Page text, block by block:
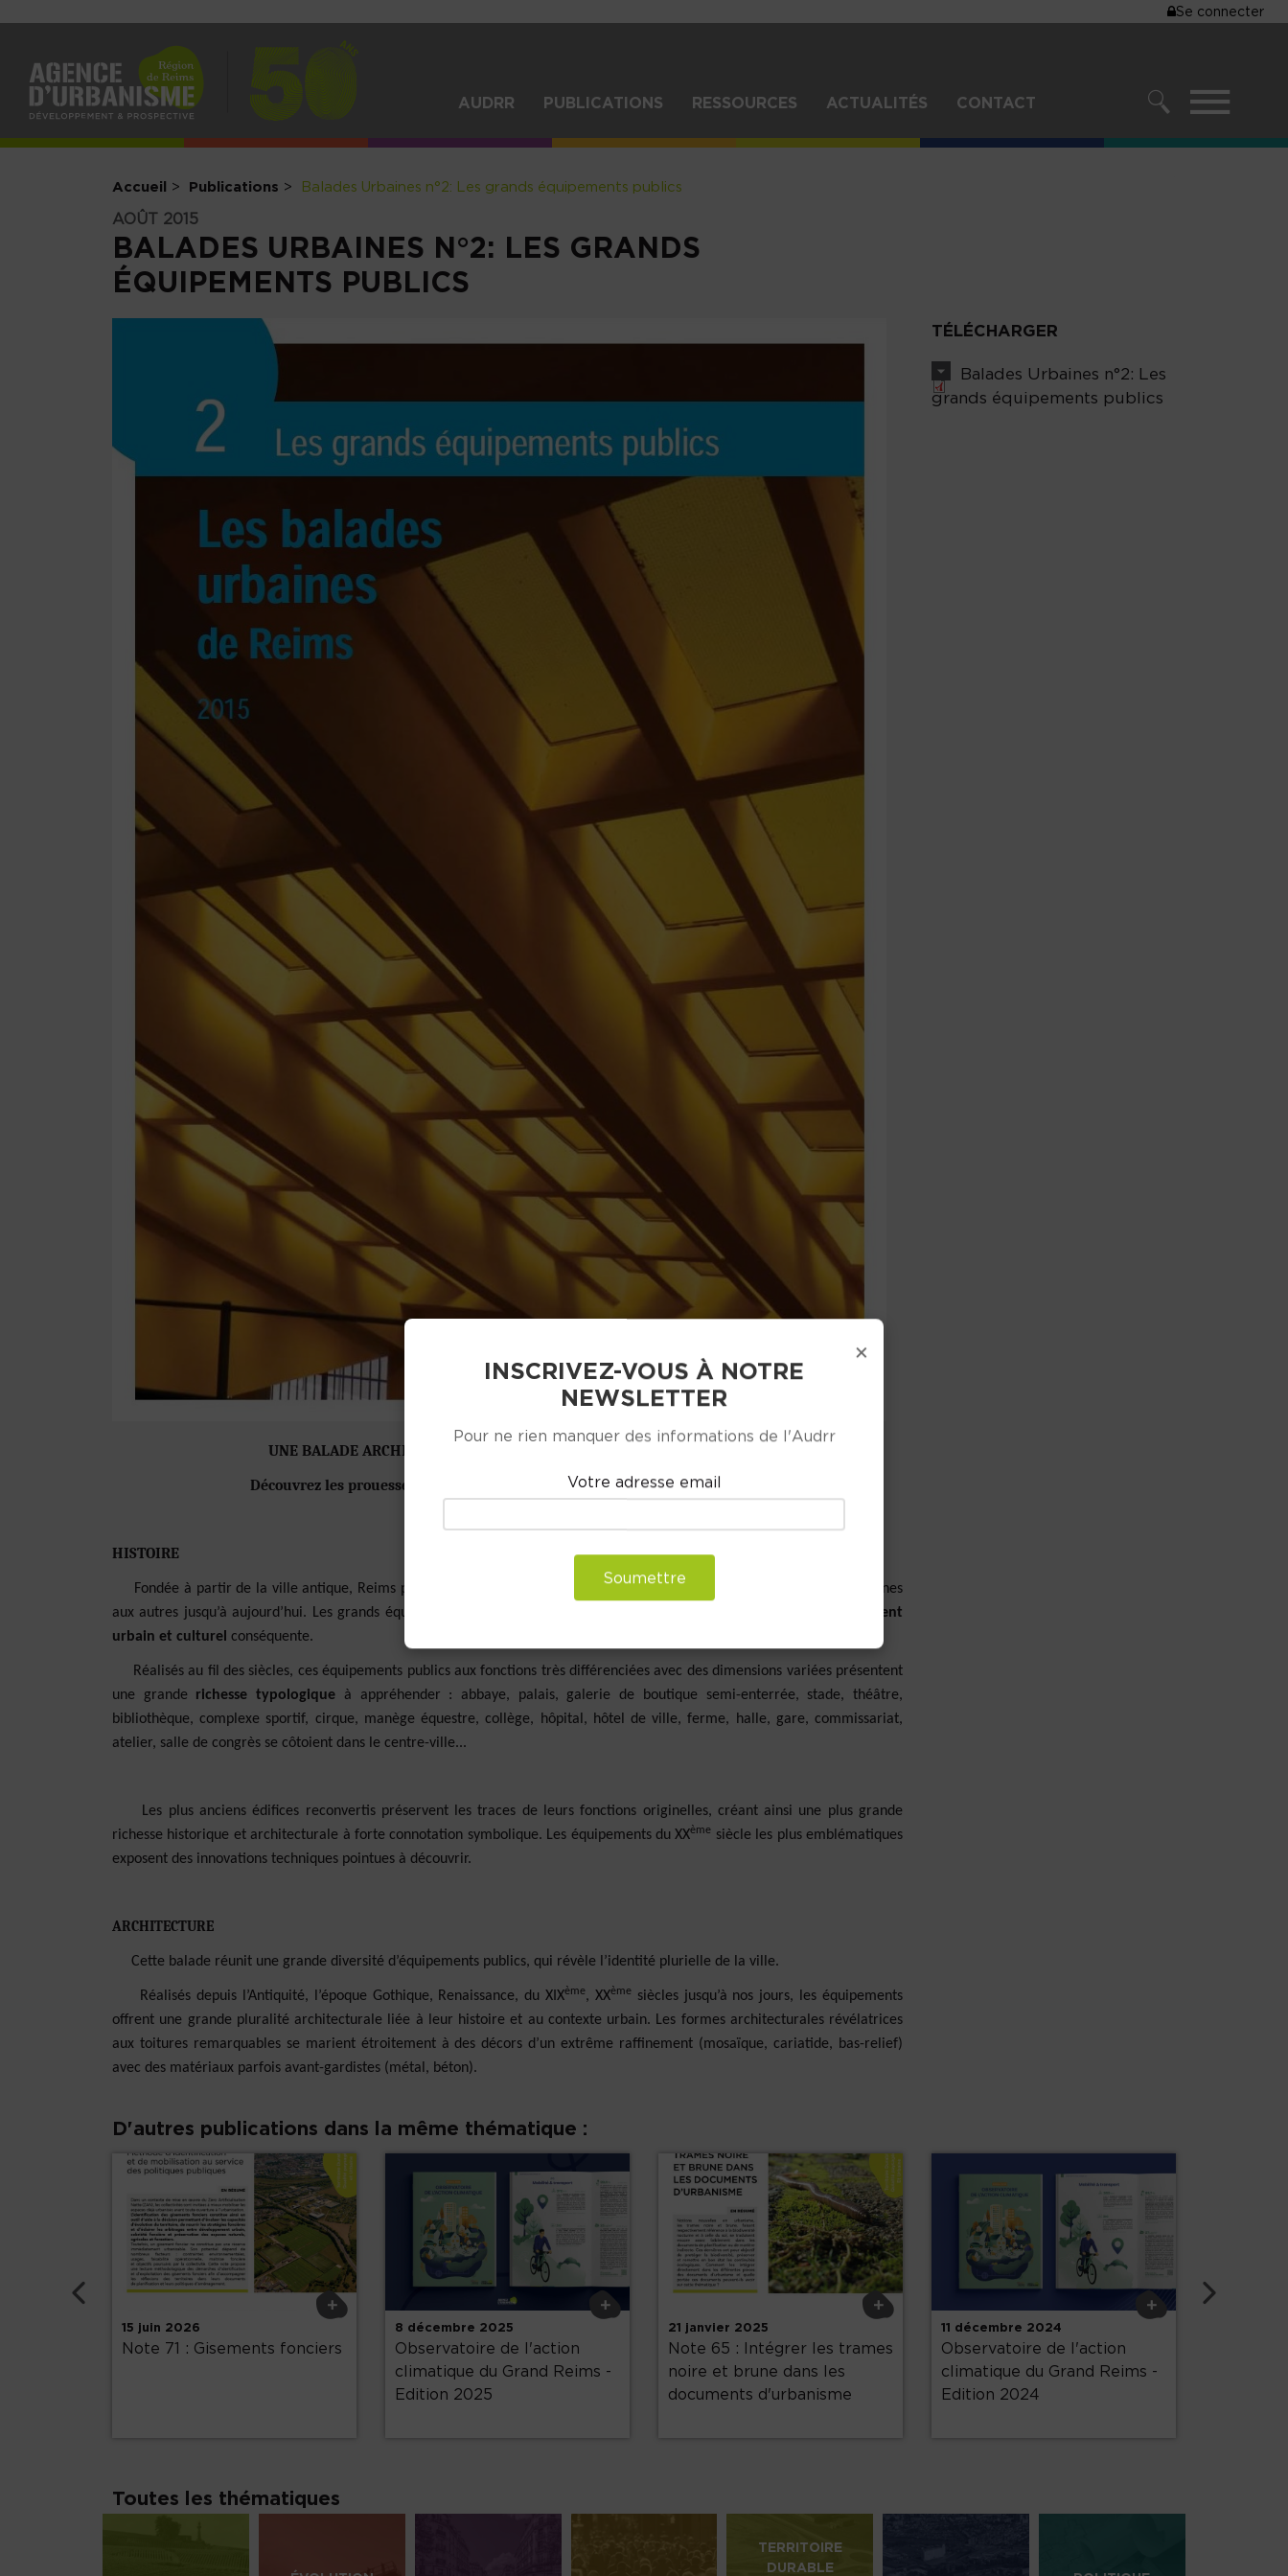
MENU
DE
Se connecter
NAVIGATION
AUDRR PUBLICATIONS RESSOURCES ACTUALITÉS CONTACT MENU
Accueil Publications Balades Urbaines n°2: Les grands équipements publics
AOÛT 2015
BALADES URBAINES N°2: LES GRANDS
ÉQUIPEMENTS PUBLICS
UNE BALADE ARCHITECTURALE RELIANT LES GRANDS ÉQUIPEMENTS
Découvrez les prouesses architecturales des édifices identitaires de la ville.
HISTOIRE
Fondée à partir de la ville antique, Reims préserve les strates des époques historiques passées qui se juxtaposent les unes
aux autres jusqu’à aujourd’hui. Les grands équipements de la ville retracent une partie de ces périodes de
développement
urbain et culturel conséquente.
Réalisés au fil des siècles, ces équipements publics aux fonctions très différenciées avec des dimensions variées présentent
une grande richesse typologique à appréhender : abbaye, palais, galerie de boutique semi-enterrée, stade, théâtre,
bibliothèque, complexe sportif, cirque, manège équestre, collège, hôpital, hôtel de ville, ferme, halle, gare, commissariat,
atelier, salle de congrès se côtoient dans le centre-ville...
Les plus anciens édifices reconvertis préservent les traces de leurs fonctions originelles, créant ainsi une plus grande
richesse historique et architecturale à forte connotation symbolique. Les équipements du XXème siècle les plus emblématiques
exposent des innovations techniques pointues à découvrir.
ARCHITECTURE
Cette balade réunit une grande diversité d’équipements publics, qui révèle l’identité plurielle de la ville.
Réalisés depuis l’Antiquité, l’époque Gothique, Renaissance, du XIXème, XXèmesiècles jusqu’à nos jours, les équipements
offrent une grande pluralité architecturale liée à leur histoire et au contexte urbain. Les formes architecturales révélatrices
aux toitures remarquables se marient étroitement à des décors d’un extrême raffinement (mosaïque, cariatide, bas-relief)
avec des matériaux parfois avant-gardistes (métal, béton).
TÉLÉCHARGER
Balades Urbaines n°2: Les
grands équipements publics
D'autres publications dans la même thématique :
Précédent +
15 juin 2026
Note 71 : Gisements fonciers
+
8 décembre 2025
Observatoire de l'action
climatique du Grand Reims -
Edition 2025
+
21 janvier 2025
Note 65 : Intégrer les trames
noire et brune dans les
documents d'urbanisme
+
11 décembre 2024
Observatoire de l'action
climatique du Grand Reims -
Edition 2024
Toutes les thématiques
TERRITOIRE
DURABLE
×
INSCRIVEZ-VOUS À NOTRE
NEWSLETTER
Pour ne rien manquer des informations de l'Audrr
Votre adresse email
Soumettre